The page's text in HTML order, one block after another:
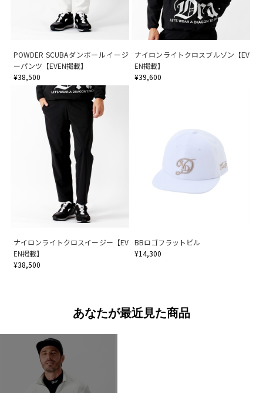
POWDER SCUBAダンボールイージ
ーパンツ【EVEN掲載】
¥38,500
ナイロンライトクロスブルゾン【EV
EN掲載】
¥39,600
ナイロンライトクロスイージー【EV
EN掲載】
¥38,500
BBロゴフラットビル
¥14,300
あなたが最近見た商品